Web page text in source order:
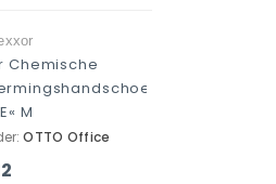
Chemische
M
OTTO Office